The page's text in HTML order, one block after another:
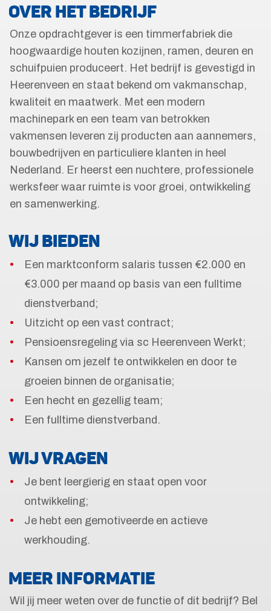
OVER HET BEDRIJF
Onze opdrachtgever is een timmerfabriek die
hoogwaardige houten kozijnen, ramen, deuren en
schuifpuien produceert. Het bedrijf is gevestigd in
Heerenveen en staat bekend om vakmanschap,
kwaliteit en maatwerk. Met een modern
machinepark en een team van betrokken
vakmensen leveren zij producten aan aannemers,
bouwbedrijven en particuliere klanten in heel
Nederland. Er heerst een nuchtere, professionele
werksfeer waar ruimte is voor groei, ontwikkeling
en samenwerking.
WIJ BIEDEN
Een marktconform salaris tussen €2.000 en
€3.000 per maand op basis van een fulltime
dienstverband;
Uitzicht op een vast contract;
Pensioensregeling via sc Heerenveen Werkt;
Kansen om jezelf te ontwikkelen en door te
groeien binnen de organisatie;
Een hecht en gezellig team;
Een fulltime dienstverband.
WIJ VRAGEN
Je bent leergierig en staat open voor
ontwikkeling;
Je hebt een gemotiveerde en actieve
werkhouding.
MEER INFORMATIE
Wil jij meer weten over de functie of dit bedrijf? Bel